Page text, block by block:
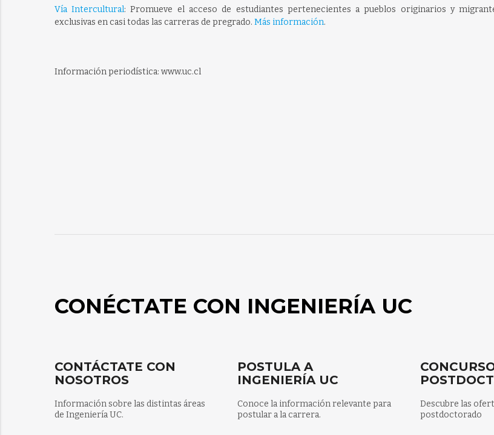
Vía Intercultural: Promueve el acceso de estudiantes pertenecientes a pueblos originarios y
exclusivas en casi todas las carreras de pregrado. Más información.
Información periodística: www.uc.cl
CONÉCTATE CON INGENIERÍA UC
CONTÁCTATE CON
NOSOTROS
Información sobre las distintas áreas
de Ingeniería UC.
POSTULA A
INGENIERÍA UC
Conoce la información relevante para
postular a la carrera.
Descubre las
postdoctorado